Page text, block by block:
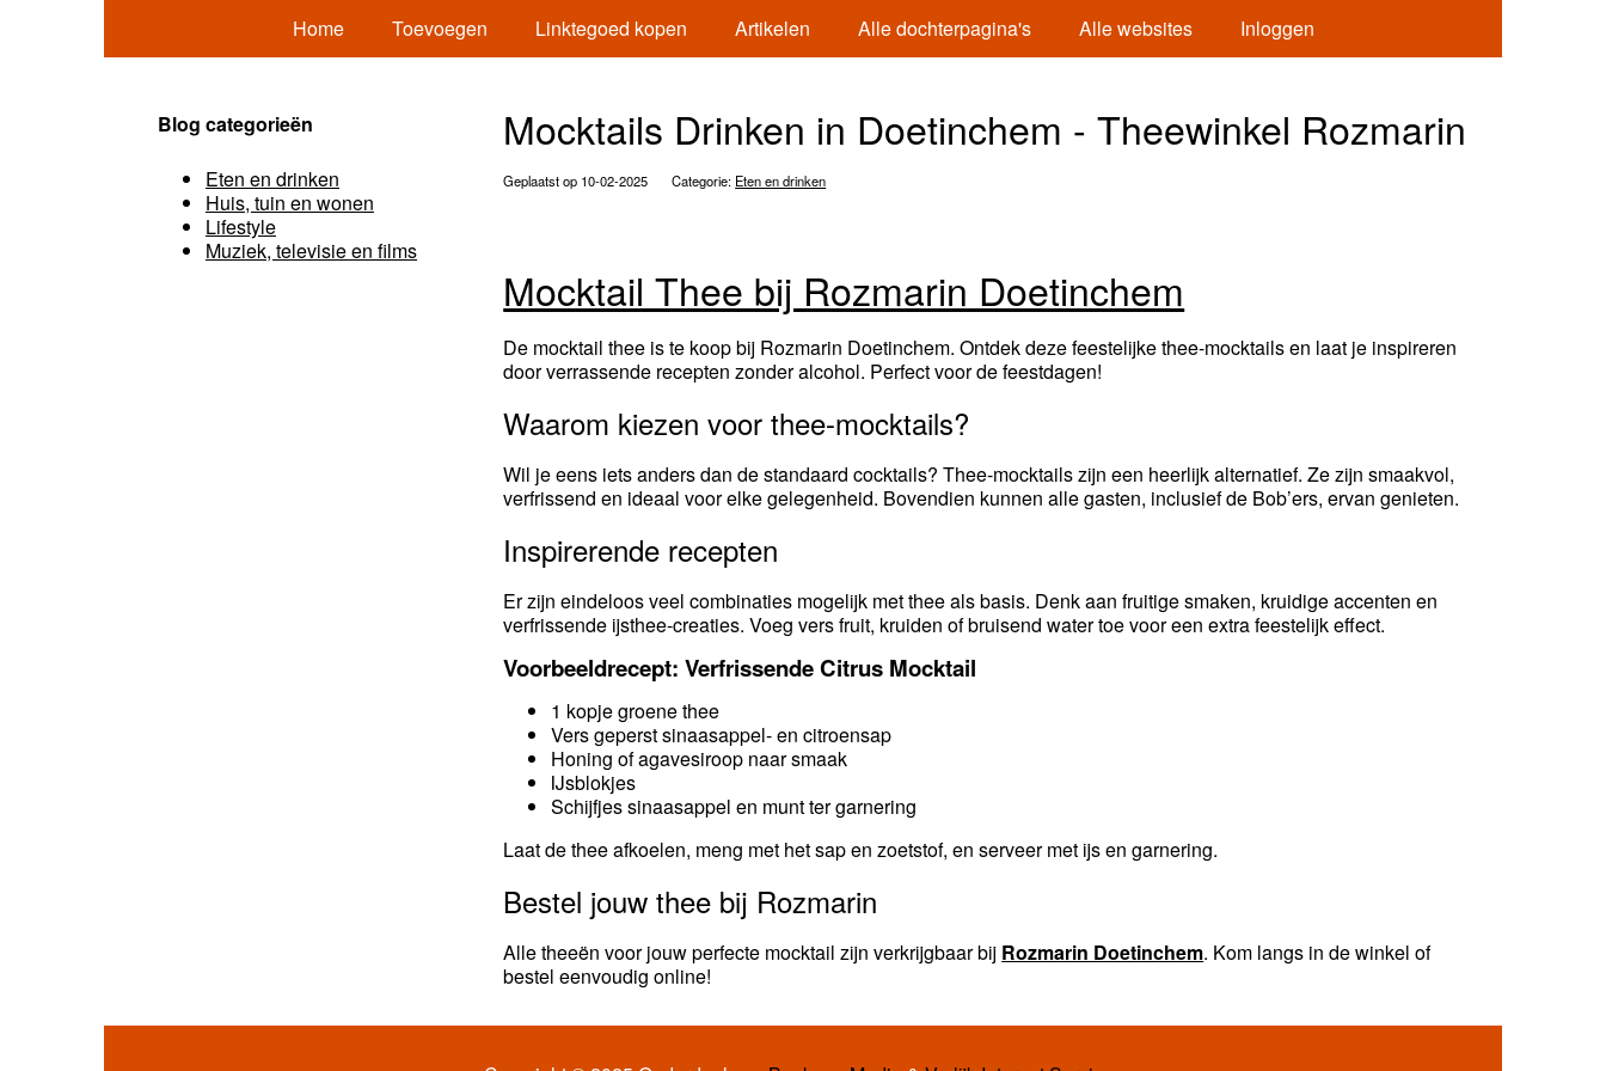
Home Toevoegen Linktegoed kopen Artikelen Alle dochterpagina's Alle websites Inloggen
Mocktails Drinken in Doetinchem - Theewinkel Rozmarin
Geplaatst op 10-02-2025 Categorie: Eten en drinken
Mocktail Thee bij Rozmarin Doetinchem
De mocktail thee is te koop bij Rozmarin Doetinchem. Ontdek deze feestelijke thee-mocktails en laat je inspireren
door verrassende recepten zonder alcohol. Perfect voor de feestdagen!
Waarom kiezen voor thee-mocktails?
Wil je eens iets anders dan de standaard cocktails? Thee-mocktails zijn een heerlijk alternatief. Ze zijn smaakvol,
verfrissend en ideaal voor elke gelegenheid. Bovendien kunnen alle gasten, inclusief de Bob’ers, ervan genieten.
Inspirerende recepten
Er zijn eindeloos veel combinaties mogelijk met thee als basis. Denk aan fruitige smaken, kruidige accenten en
verfrissende ijsthee-creaties. Voeg vers fruit, kruiden of bruisend water toe voor een extra feestelijk effect.
Voorbeeldrecept: Verfrissende Citrus Mocktail
1 kopje groene thee
Vers geperst sinaasappel- en citroensap
Honing of agavesiroop naar smaak
IJsblokjes
Schijfjes sinaasappel en munt ter garnering
Laat de thee afkoelen, meng met het sap en zoetstof, en serveer met ijs en garnering.
Bestel jouw thee bij Rozmarin
Alle theeën voor jouw perfecte mocktail zijn verkrijgbaar bij Rozmarin Doetinchem. Kom langs in de winkel of
bestel eenvoudig online!
Blog categorieën
Eten en drinken
Huis, tuin en wonen
Lifestyle
Muziek, televisie en films